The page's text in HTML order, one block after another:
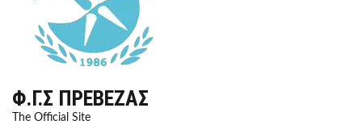
Φ.Γ.Σ ΠΡΈΒΕΖΑΣ
The Official Site